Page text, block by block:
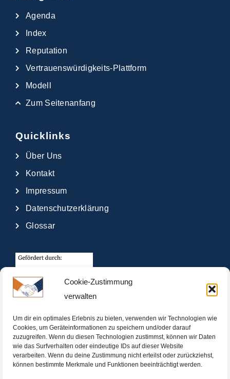
Cookie-Zustimmung
verwalten
Um dir ein optimales Erlebnis zu bieten, verwenden wir Technologien wie
Cookies, um Geräteinformationen zu speichern und/oder darauf
zuzugreifen. Wenn du diesen Technologien zustimmst, können wir Daten
wie das Surfverhalten oder eindeutige IDs auf dieser Website
verarbeiten. Wenn du deine Zustimmung nicht erteilst oder zurückziehst,
können bestimmte Merkmale und Funktionen beeinträchtigt werden.
Agenda
Index
Reputation
Vertrauenswürdigkeits-Plattform
Modell
Zum Seitenanfang
Quicklinks
Über Uns
Kontakt
Impressum
Datenschutzerklärung
Glossar